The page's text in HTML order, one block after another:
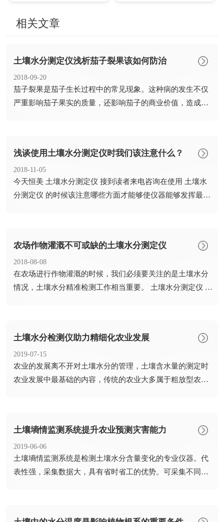
相关文章
土壤水分测定仪浅析茄子裂果该如何防治
2018-09-20
​茄子裂果是茄子生长过程中的常见现象。这种病的发生不仅
严重影响茄子果实的质量，还影响茄子的商业价值，造成经
浅谈使用土壤水分测定仪时我们该注意什么？
2018-11-05
​今天恒美 土壤水分测定仪 接到读者来电咨询在使用 土壤水
分测定仪 的时候该注意哪些方面才能够使仪器能够发挥最大
农场作物灌溉不可或缺的土壤水分测定仪
2018-08-08
​在农场进行作物灌溉的时候，我们必须要关注的是土壤水分
情况，土壤水分精准检测工作相当重要。 土壤水分测定仪 的
土壤水分检测仪助力精细化农业发展
2019-07-15
​农业的发展离不开对土壤水分的管理，土壤含水量的测定时
农业发展中最基础的内容，传统的农业大多属于粗放型农
土壤墒情监测系统提升农业预测灾害能力
2019-06-06
​土壤墒情监测系统是检测土壤水分含量变化的专业仪器。代
表性强，采集数据大，具有省时省工的优势。可采集不同深